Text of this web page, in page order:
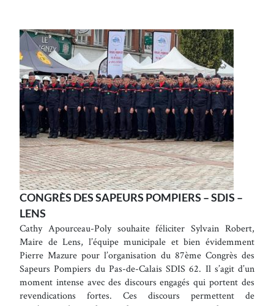
CONGRÈS DES SAPEURS POMPIERS – SDIS –
LENS
Cathy Apourceau-Poly souhaite féliciter Sylvain Robert,
Maire de Lens, l’équipe municipale et bien évidemment
Pierre Mazure pour l’organisation du 87ème Congrès des
Sapeurs Pompiers du Pas-de-Calais SDIS 62. Il s’agit d’un
moment intense avec des discours engagés qui portent des
revendications fortes. Ces discours permettent de